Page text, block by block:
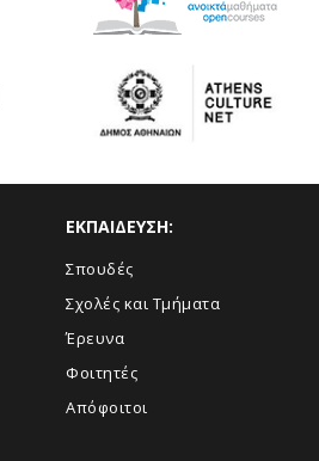
ΕΚΠΑΙΔΕΥΣΗ:
Σπουδές
Σχολές και Τμήματα
Έρευνα
Φοιτητές
Απόφοιτοι